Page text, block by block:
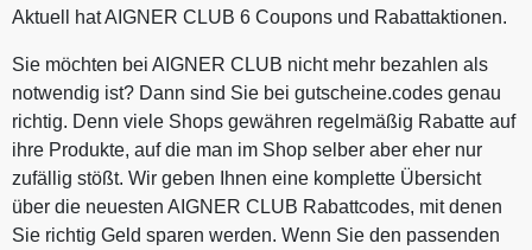
Aktuell hat AIGNER CLUB 6 Coupons und Rabattaktionen.
Sie möchten bei AIGNER CLUB nicht mehr bezahlen als
notwendig ist? Dann sind Sie bei gutscheine.codes genau
richtig. Denn viele Shops gewähren regelmäßig Rabatte auf
ihre Produkte, auf die man im Shop selber aber eher nur
zufällig stößt. Wir geben Ihnen eine komplette Übersicht
über die neuesten AIGNER CLUB Rabattcodes, mit denen
Sie richtig Geld sparen werden. Wenn Sie den passenden